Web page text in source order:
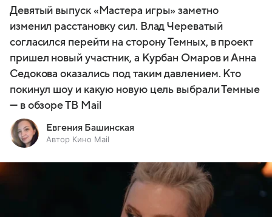
Девятый выпуск «Мастера игры» заметно
изменил расстановку сил. Влад Череватый
согласился перейти на сторону Темных, в проект
пришел новый участник, а Курбан Омаров и Анна
Седокова оказались под таким давлением. Кто
покинул шоу и какую новую цель выбрали Темные
— в обзоре ТВ Mail
Евгения Башинская
Автор Кино Mail